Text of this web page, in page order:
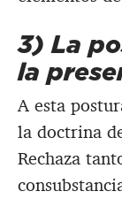
3) La
la
A esta
la doctrina
Rechaza